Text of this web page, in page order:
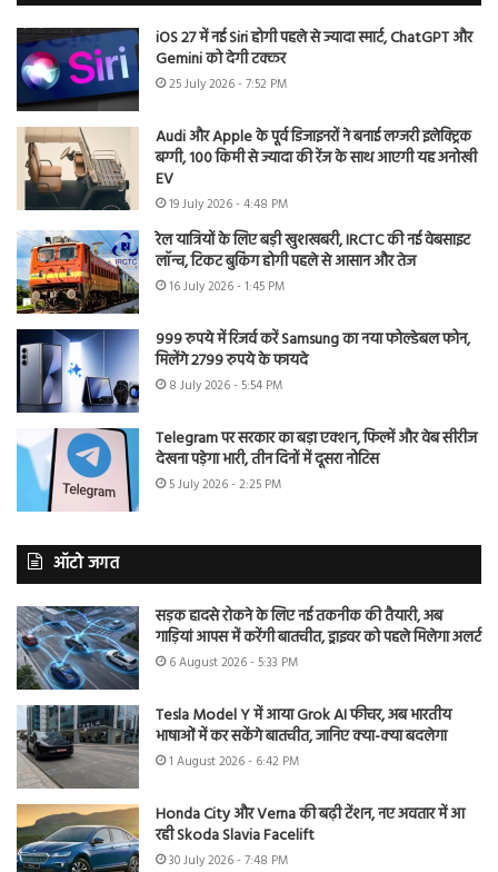
iOS 27 में नई Siri होगी पहले से ज्यादा स्मार्ट, ChatGPT और
Gemini को देगी टक्कर
25 July 2026 - 7:52 PM
Audi और Apple के पूर्व डिजाइनरों ने बनाई लग्जरी इलेक्ट्रिक
बग्गी, 100 किमी से ज्यादा की रेंज के साथ आएगी यह अनोखी
EV
19 July 2026 - 4:48 PM
रेल यात्रियों के लिए बड़ी खुशखबरी, IRCTC की नई वेबसाइट
लॉन्च, टिकट बुकिंग होगी पहले से आसान और तेज
16 July 2026 - 1:45 PM
999 रुपये में रिजर्व करें Samsung का नया फोल्डेबल फोन,
मिलेंगे 2799 रुपये के फायदे
8 July 2026 - 5:54 PM
Telegram पर सरकार का बड़ा एक्शन, फिल्में और वेब सीरीज
देखना पड़ेगा भारी, तीन दिनों में दूसरा नोटिस
5 July 2026 - 2:25 PM
ऑटो जगत
सड़क हादसे रोकने के लिए नई तकनीक की तैयारी, अब
गाड़ियां आपस में करेंगी बातचीत, ड्राइवर को पहले मिलेगा अलर्ट
6 August 2026 - 5:33 PM
Tesla Model Y में आया Grok AI फीचर, अब भारतीय
भाषाओं में कर सकेंगे बातचीत, जानिए क्या-क्या बदलेगा
1 August 2026 - 6:42 PM
Honda City और Verna की बढ़ी टेंशन, नए अवतार में आ
रही Skoda Slavia Facelift
30 July 2026 - 7:48 PM